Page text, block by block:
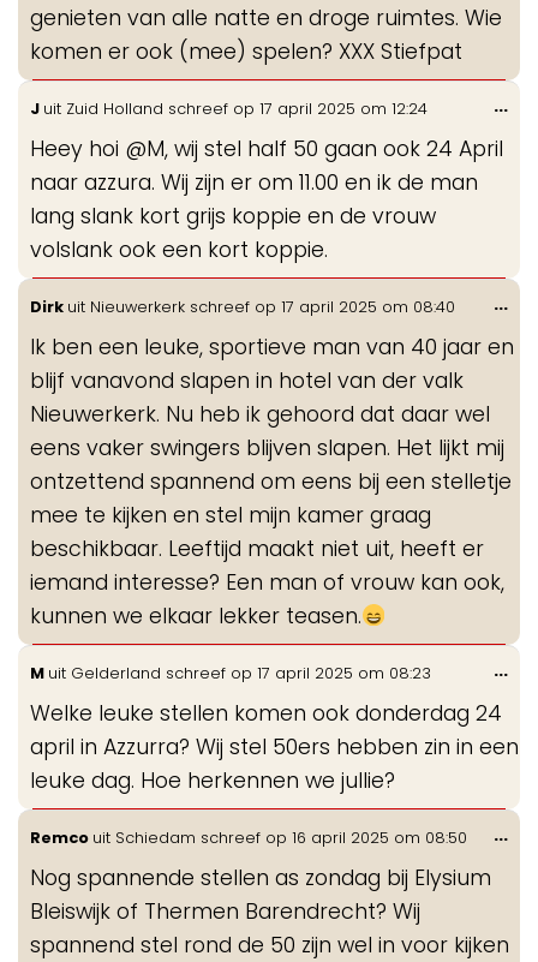
genieten van alle natte en droge ruimtes. Wie
komen er ook (mee) spelen? XXX Stiefpat
J uit Zuid Holland schreef op 17 april 2025 om 12:24
Heey hoi @M, wij stel half 50 gaan ook 24 April
naar azzura. Wij zijn er om 11.00 en ik de man
lang slank kort grijs koppie en de vrouw
volslank ook een kort koppie.
...
Dirk uit Nieuwerkerk schreef op 17 april 2025 om 08:40
Ik ben een leuke, sportieve man van 40 jaar en
blijf vanavond slapen in hotel van der valk
Nieuwerkerk. Nu heb ik gehoord dat daar wel
eens vaker swingers blijven slapen. Het lijkt mij
ontzettend spannend om eens bij een stelletje
mee te kijken en stel mijn kamer graag
beschikbaar. Leeftijd maakt niet uit, heeft er
iemand interesse? Een man of vrouw kan ook,
kunnen we elkaar lekker teasen.
...
M uit Gelderland schreef op 17 april 2025 om 08:23
Welke leuke stellen komen ook donderdag 24
april in Azzurra? Wij stel 50ers hebben zin in een
leuke dag. Hoe herkennen we jullie?
...
Remco uit Schiedam schreef op 16 april 2025 om 08:50
Nog spannende stellen as zondag bij Elysium
Bleiswijk of Thermen Barendrecht? Wij
spannend stel rond de 50 zijn wel in voor kijken
...